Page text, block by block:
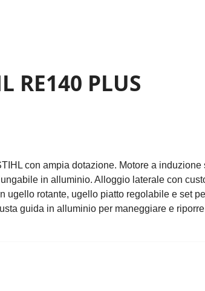
RE140 PLUS
con ampia dotazione. Motore a
in alluminio. Alloggio laterale con
ugello rotante, ugello piatto regolabile e set
guida in alluminio per maneggiare e